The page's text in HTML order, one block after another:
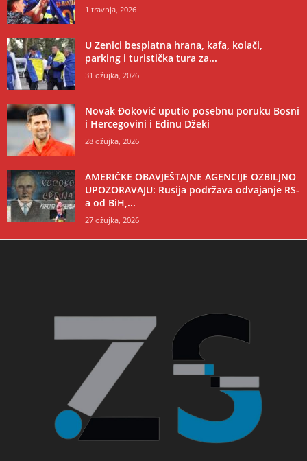
1 travnja, 2026
U Zenici besplatna hrana, kafa, kolači,
parking i turistička tura za...
31 ožujka, 2026
Novak Đoković uputio posebnu poruku Bosni
i Hercegovini i Edinu Džeki
28 ožujka, 2026
AMERIČKE OBAVJEŠTAJNE AGENCIJE OZBILJNO
UPOZORAVAJU: Rusija podržava odvajanje RS-
a od BiH,...
27 ožujka, 2026